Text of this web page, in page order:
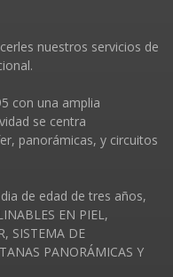
nuestros servicios de
con una amplia
se centra
panorámicas, y circuitos
de edad de tres años,
EN PIEL,
SISTEMA DE
PANORÁMICAS Y